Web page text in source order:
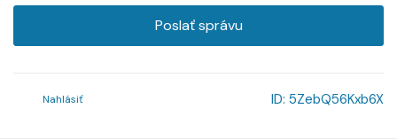
Poslať správu
Nahlásiť ID: 5ZebQ56Kxb6X